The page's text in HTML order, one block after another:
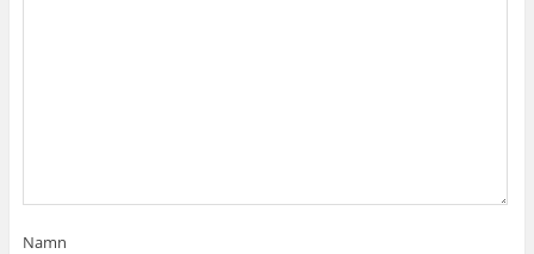
Namn